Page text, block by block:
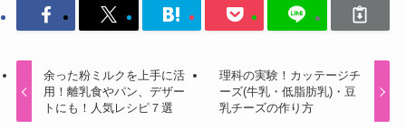
余った粉ミルクを上手に活
用！離乳食やパン、デザー
トにも！人気レシピ７選
理科の実験！カッテージチ
ーズ(牛乳・低脂肪乳)・豆
乳チーズの作り方